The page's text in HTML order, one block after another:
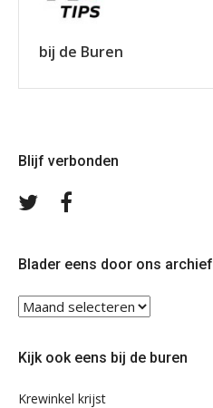
bij de Buren
Blijf verbonden
Volg
Blader eens door ons archief
Blader
eens
ons
Kijk ook eens bij de buren
Krewinkel krijst